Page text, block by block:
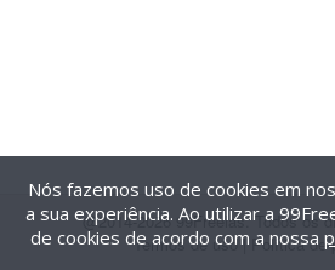
@2014-2026 99Freelas. Todos os
Termos de uso| Política de
Nós fazemos uso de cookies em
a sua experiência. Ao utilizar a
de cookies de acordo com a nossa